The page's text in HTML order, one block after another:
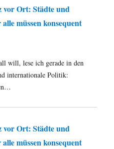
vor Ort: Städte und
müssen konsequent
will, lese ich gerade in den
internationale Politik:
vor Ort: Städte und
müssen konsequent